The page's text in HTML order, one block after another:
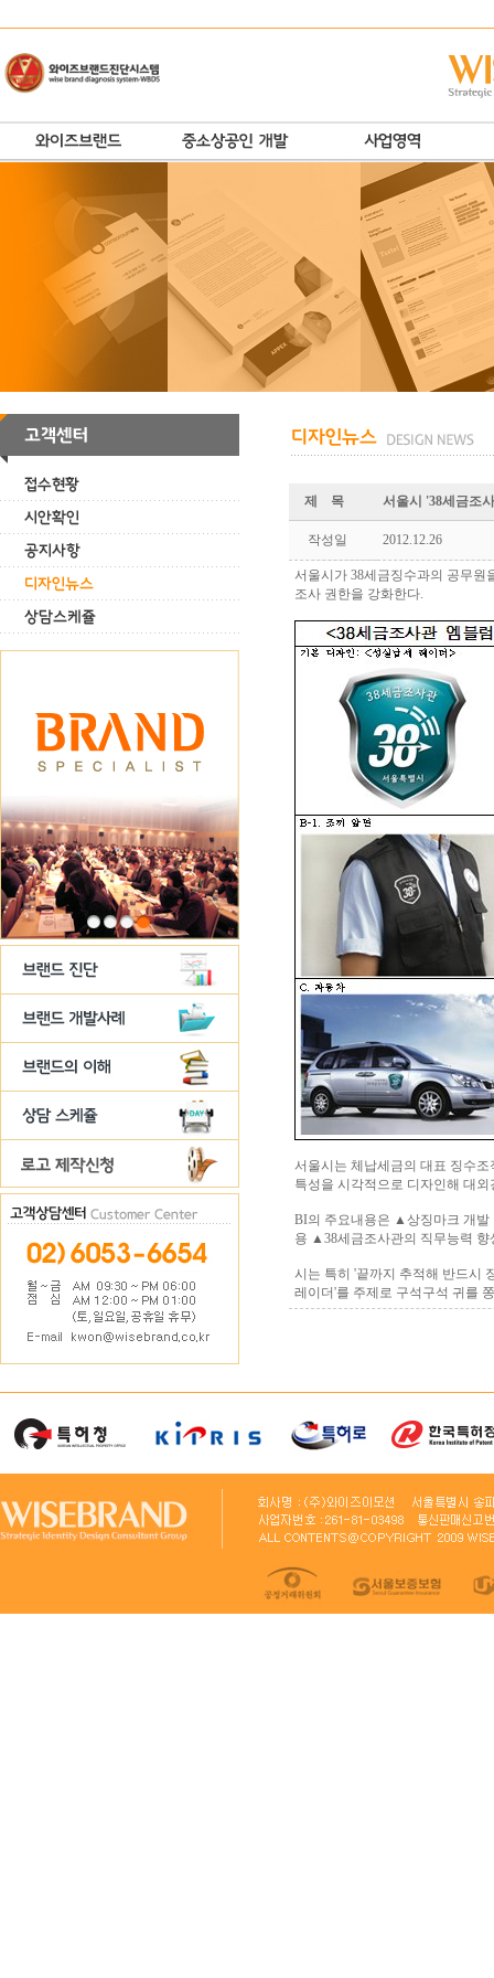
제 목 서울시 '38세금조
작성일 2012.12.26
서울시가 38세금징수과의 공무
조사 권한을 강화한다.
서울시는 체납세금의 대표 징수
특성을 시각적으로 디자인해 대
BI의 주요내용은 ▲상징마크 개
용 ▲38세금조사관의 직무능력 향
시는 특히 '끝까지 추적해 반드시
레이더'를 주제로 구석구석 귀를